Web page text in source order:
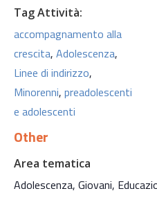
Tag Attività:
accompagnamento alla
crescita, Adolescenza,
Linee di indirizzo,
Minorenni, preadolescenti
e adolescenti
Other
Area tematica
Adolescenza, Giovani,